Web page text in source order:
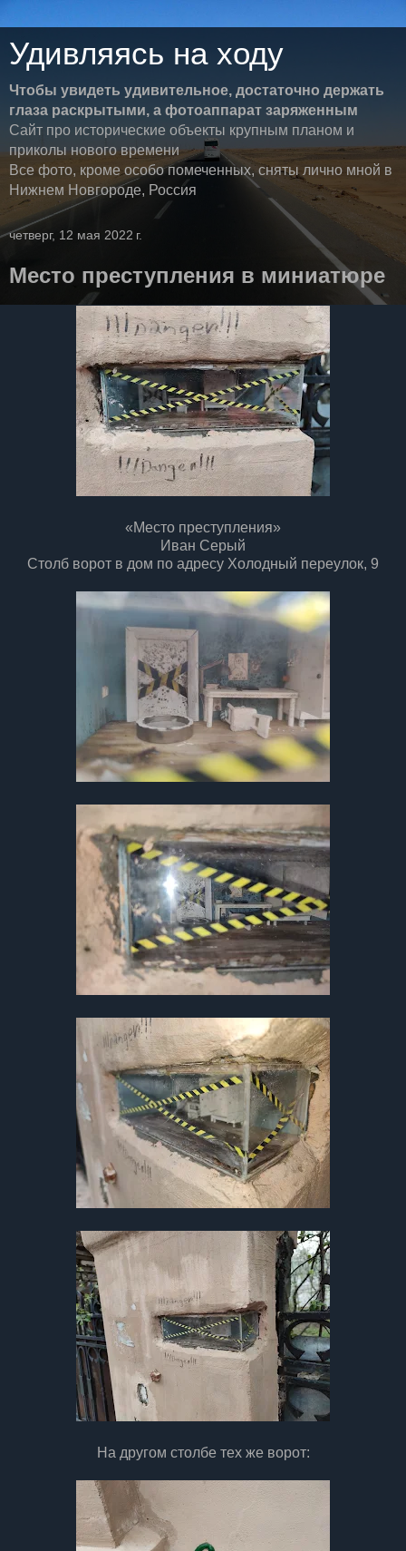
Удивляясь на ходу
Чтобы увидеть удивительное, достаточно держать
глаза раскрытыми, а фотоаппарат заряженным
Сайт про исторические объекты крупным планом и
приколы нового времени
Все фото, кроме особо помеченных, сняты лично мной в
Нижнем Новгороде, Россия
четверг, 12 мая 2022 г.
Место преступления в миниатюре
«Место преступления»
Иван Серый
Столб ворот в дом по адресу Холодный переулок, 9
На другом столбе тех же ворот: